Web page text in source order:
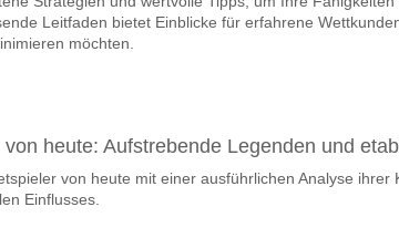
zwischen dem zu gewinnen ist Girona v
Spiel, mit einer Wahrscheinlichkeit von 41%
Spiel punkten Girona v Celta Vigo?
mit einem Prozentsatz von 57%.
Girona v Celta Vigo?
Sie das Korrektes Ergebnis von versuchen 2-1 das
Leitfaden bietet Einblicke für erfahrene
möchten.
heute: Aufstrebende Legenden und
von heute mit einer ausführlichen Analyse ihrer
Einflusses.